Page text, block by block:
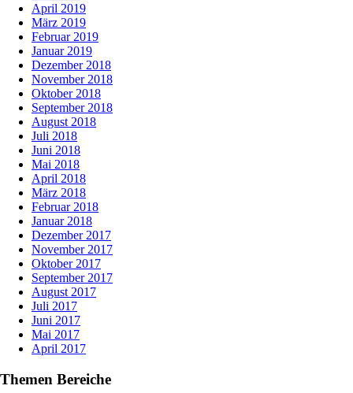
April 2019
März 2019
Februar 2019
Januar 2019
Dezember 2018
November 2018
Oktober 2018
September 2018
August 2018
Juli 2018
Juni 2018
Mai 2018
April 2018
März 2018
Februar 2018
Januar 2018
Dezember 2017
November 2017
Oktober 2017
September 2017
August 2017
Juli 2017
Juni 2017
Mai 2017
April 2017
Themen Bereiche